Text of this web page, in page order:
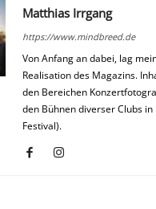
Matthias Irrgang
https://www.mindbreed.de
Von Anfang an dabei, lag
Realisation des Magazins.
den Bereichen
den Bühnen diverser Clubs
Festival).